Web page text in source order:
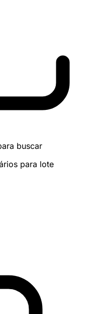
buscar
para lote